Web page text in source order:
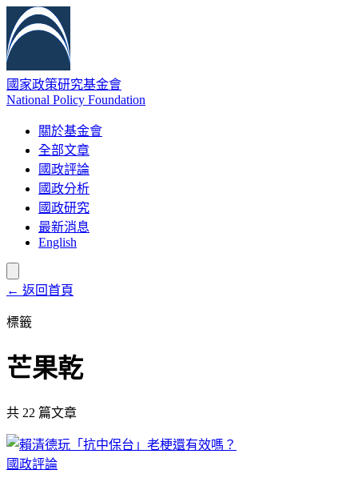
國家政策研究基金會
National Policy Foundation
關於基金會
全部文章
國政評論
國政分析
國政研究
最新消息
English
← 返回首頁
標籤
芒果乾
共 22 篇文章
國政評論